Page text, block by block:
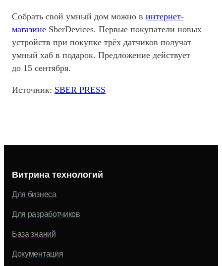
Собрать свой умный дом можно в интернет-
магазине SberDevices. Первые покупатели новых
устройств при покупке трёх датчиков получат
умный хаб в подарок. Предложение действует
до 15 сентября.
Источник: SBER PRESS
Витрина технологий
Для бизнеса
Для разработчиков
База знаний
Документация